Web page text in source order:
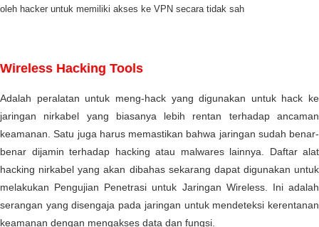
oleh hacker untuk memiliki akses ke VPN secara tidak sah
Wireless Hacking Tools
Adalah peralatan untuk meng-hack yang digunakan untuk hack ke
jaringan nirkabel yang biasanya lebih rentan terhadap ancaman
keamanan. Satu juga harus memastikan bahwa jaringan sudah benar-
benar dijamin terhadap hacking atau malwares lainnya. Daftar alat
hacking nirkabel yang akan dibahas sekarang dapat digunakan untuk
melakukan Pengujian Penetrasi untuk Jaringan Wireless. Ini adalah
serangan yang disengaja pada jaringan untuk mendeteksi kerentanan
keamanan dengan mengakses data dan fungsi.